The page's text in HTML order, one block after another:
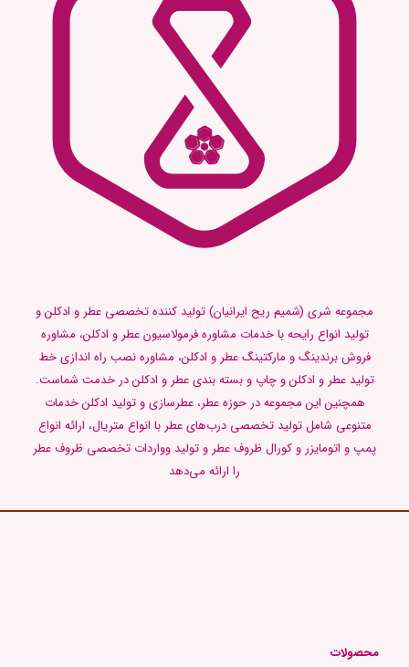
مجموعه شری (شمیم ریح ایرانیان) تولید کننده تخصصی عطر و ادکلن و
تولید انواع رایحه با خدمات مشاوره فرمولاسیون عطر و ادکلن، مشاوره
فروش برندینگ و مارکتینگ عطر و ادکلن، مشاوره نصب راه اندازی خط
تولید عطر و ادکلن و چاپ و بسته بندی عطر و ادکلن در خدمت شماست.
همچنین این مجموعه در حوزه عطر، عطرسازی و تولید ادکلن خدمات
متنوعی شامل تولید تخصصی درب‌های عطر با انواع متریال، ارائه انواع
پمپ و اتومایزر و کورال ظروف عطر و تولید وواردات تخصصی ظروف عطر
را ارائه می‌دهد
محصولات